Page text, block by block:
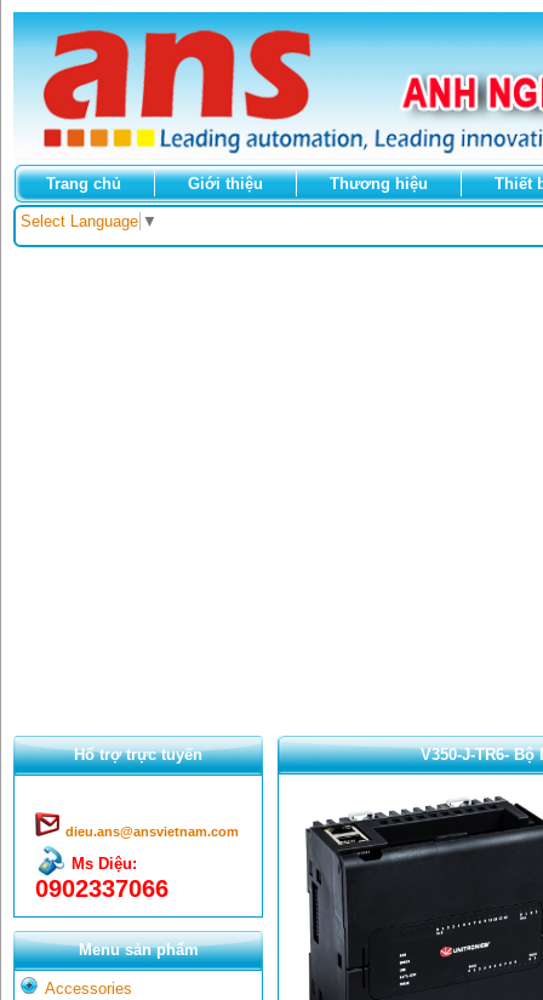
Trang chủ Giới thiệu Thương hiệu Thiết
Select Language ▼
Hổ trợ trực tuyến
dieu.ans@ansvietnam.com
Ms Diệu:
0902337066
Menu sản phẩm
Accessories
V350-J-TR6-